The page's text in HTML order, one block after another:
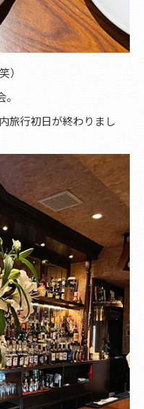
）
旅行初日が終わりまし